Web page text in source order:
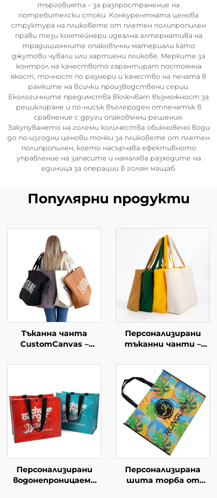
търговията – за разпространение на
потребителски стоки. Конкурентната ценова
структура на пликовете от плетен полипропилен
прави тези контейнери идеална алтернатива на
традиционните опаковъчни материали като
джутови чували или хартиени пликове. Мерките за
контрол на качеството гарантират постоянна
якост, точност по размери и качество на печата в
рамките на всички производствени серии.
Екологичните предимства включват възможност за
рециклиране и по-нисък въглероден отпечатък в
сравнение с други опаковъчни решения.
Закупуването на големи количества обикновено води
до по-изгодни ценови точки за пликовете от плетен
полипропилен, което насърчава ефективното
управление на запасите и намалява разходите на
единица за операции в голям мащаб.
Популярни продукти
Тъканна чанта
CustomCanvas –
всекидневна
Персонализирани
тъканни чанти –
марка с
персонализирана
стока
Персонализирани
водонепроницаеми
Персонализирана
шита торба от